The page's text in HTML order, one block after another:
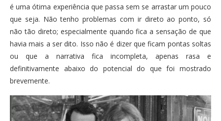
é uma ótima experiência que passa sem se arrastar um pouco
que seja. Não tenho problemas com ir direto ao ponto, só
não tão direto; especialmente quando fica a sensação de que
havia mais a ser dito. Isso não é dizer que ficam pontas soltas
ou que a narrativa fica incompleta, apenas rasa e
definitivamente abaixo do potencial do que foi mostrado
brevemente.